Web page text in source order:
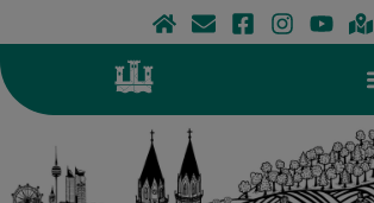
Inhalt
springen